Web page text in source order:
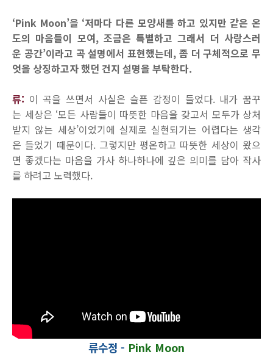
‘Pink Moon’을 ‘저마다 다른 모양새를 하고 있지만 같은 온
도의 마음들이 모여, 조금은 특별하고 그래서 더 사랑스러
운 공간’이라고 곡 설명에서 표현했는데, 좀 더 구체적으로 무
엇을 상징하고자 했던 건지 설명을 부탁한다.
류: 이 곡을 쓰면서 사실은 슬픈 감정이 들었다. 내가 꿈꾸
는 세상은 ‘모든 사람들이 따뜻한 마음을 갖고서 모두가 상처
받지 않는 세상’이었기에 실제로 실현되기는 어렵다는 생각
은 들었기 때문이다. 그렇지만 평온하고 따뜻한 세상이 왔으
면 좋겠다는 마음을 가사 하나하나에 깊은 의미를 담아 작사
를 하려고 노력했다.
류수정 - Pink Moon